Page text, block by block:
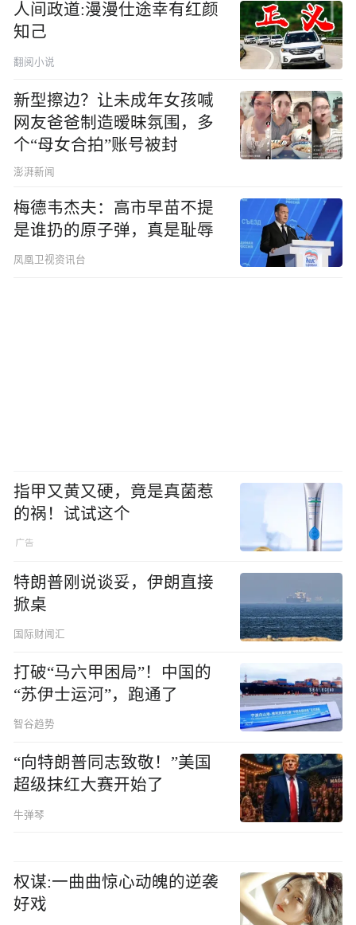
人间政道:漫漫仕途幸有红颜
知己
翻阅小说
新型擦边？让未成年女孩喊
网友爸爸制造暧昧氛围，多
个“母女合拍”账号被封
澎湃新闻
梅德韦杰夫：高市早苗不提
是谁扔的原子弹，真是耻辱
凤凰卫视资讯台
指甲又黄又硬，竟是真菌惹
的祸！试试这个
特朗普刚说谈妥，伊朗直接
掀桌
国际财闻汇
打破“马六甲困局”！中国的
“苏伊士运河”，跑通了
智谷趋势
“向特朗普同志致敬！”美国
超级抹红大赛开始了
牛弹琴
权谋:一曲曲惊心动魄的逆袭
好戏